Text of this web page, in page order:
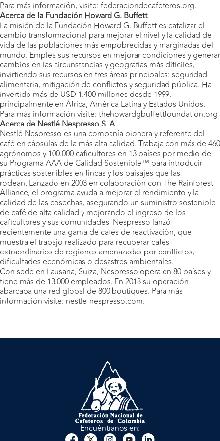
Para más información, visite: federaciondecafeteros.org.
Acerca de la Fundación Howard G. Buffett
La misión de la Fundación Howard G. Buffett es catalizar el
cambio transformacional para mejorar el nivel y la calidad de
vida de las poblaciones más empobrecidas y marginadas del
mundo. Emplea sus recursos en mejorar condiciones y generar
cambios en las circunstancias y geografías más difíciles,
invirtiendo sus recursos en tres áreas principales: seguridad
alimentaria, mitigación de conflictos y seguridad pública. Ha
invertido más de USD 1.400 millones desde 1999,
principalmente en África, América Latina y Estados Unidos.
Para más información visite: thehowardgbuffettfoundation.org
Acerca de Nestlé Nespresso S. A.
Nestlé Nespresso es una compañía pionera y referente del
café en cápsulas de la más alta calidad. Trabaja con más de 460
agrónomos y 100.000 caficultores en 13 países por medio de
su Programa AAA de Calidad Sostenible™ para introducir
prácticas sostenibles en fincas y los paisajes que las
rodean. Lanzado en 2003 en colaboración con The Rainforest
Alliance, el programa ayuda a mejorar el rendimiento y la
calidad de las cosechas, asegurando un suministro sostenible
de café de alta calidad y mejorando el ingreso de los
caficultores y sus comunidades. Nespresso lanzó
recientemente una gama de cafés de reactivación, que
muestra el trabajo realizado para recuperar cafés
extraordinarios de regiones amenazadas por conflictos,
dificultades económicas o desastres ambientales.
Con sede en Lausana, Suiza, Nespresso opera en 80 países y
tiene más de 13.000 empleados. En 2018 su operación
abarcaba una red global de 800 boutiques. Para más
información visite: nestle-nespresso.com.
Encuéntranos en: